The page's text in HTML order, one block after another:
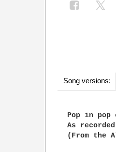
Song versions:
Pop in pop
As
(From the